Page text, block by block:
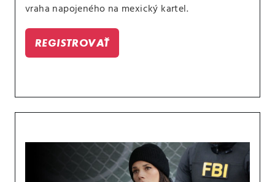
vraha napojeného na mexický kartel.
REGISTROVAŤ